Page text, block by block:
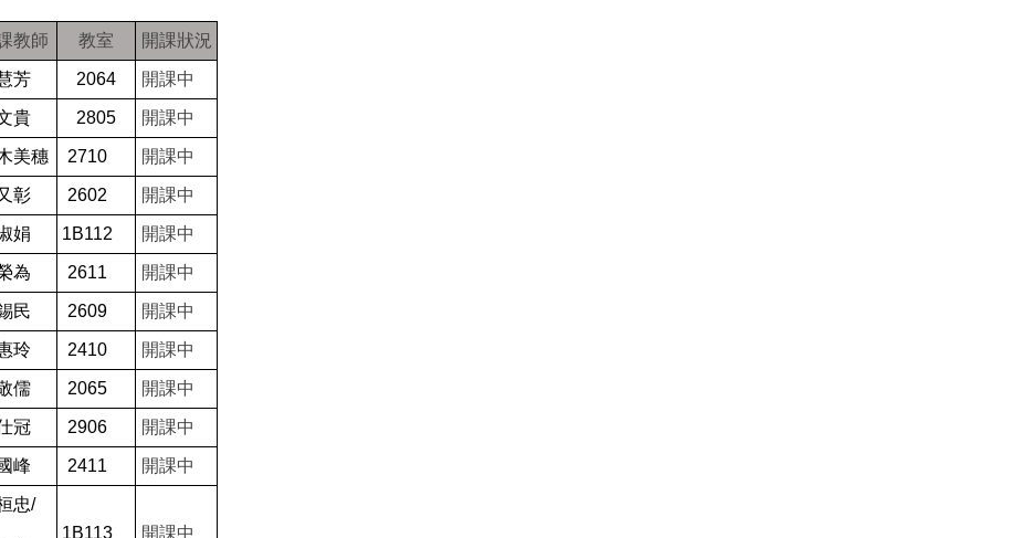
教師 教室 開課狀況
芳 2064 開課中
貴 2805 開課中
美穗 2710 開課中
彰 2602 開課中
娟 1B112 開課中
為 2611 開課中
民 2609 開課中
玲 2410 開課中
儒 2065 開課中
冠 2906 開課中
峰 2411 開課中
忠/
1B113 開課中